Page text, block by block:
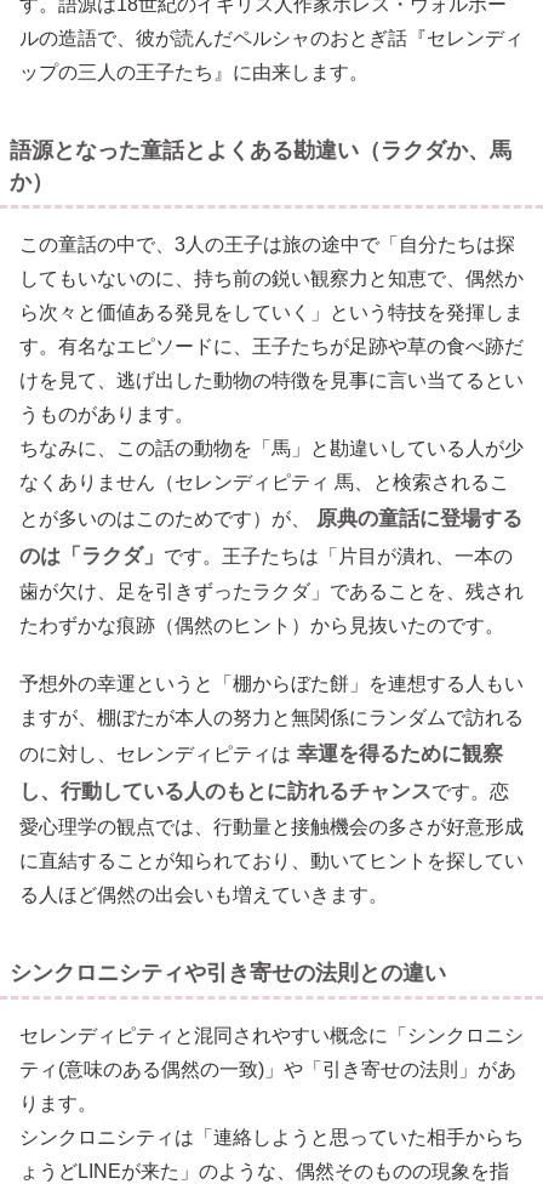
ルの造語で、彼が読んだペルシャのおとぎ話『セレンディ
ップの三人の王子たち』に由来します。
語源となった童話とよくある勘違い（ラクダか、馬
か）
この童話の中で、3人の王子は旅の途中で「自分たちは探
してもいないのに、持ち前の鋭い観察力と知恵で、偶然か
ら次々と価値ある発見をしていく」という特技を発揮しま
す。有名なエピソードに、王子たちが足跡や草の食べ跡だ
けを見て、逃げ出した動物の特徴を見事に言い当てるとい
うものがあります。
ちなみに、この話の動物を「馬」と勘違いしている人が少
なくありません（セレンディピティ 馬、と検索されるこ
とが多いのはこのためです）が、
原典の童話に登場する
のは「ラクダ」 です。王子たちは「片目が潰れ、一本の
歯が欠け、足を引きずったラクダ」であることを、残され
たわずかな痕跡（偶然のヒント）から見抜いたのです。
予想外の幸運というと「棚からぼた餅」を連想する人もい
ますが、棚ぼたが本人の努力と無関係にランダムで訪れる
のに対し、セレンディピティは 幸運を得るために観察
し、行動している人のもとに訪れるチャンスです。恋
愛心理学の観点では、行動量と接触機会の多さが好意形成
に直結することが知られており、動いてヒントを探してい
る人ほど偶然の出会いも増えていきます。
シンクロニシティや引き寄せの法則との違い
セレンディピティと混同されやすい概念に「シンクロニシ
ティ(意味のある偶然の一致)」や「引き寄せの法則」があ
ります。
シンクロニシティは「連絡しようと思っていた相手からち
ょうどLINEが来た」のような、偶然そのものの現象を指